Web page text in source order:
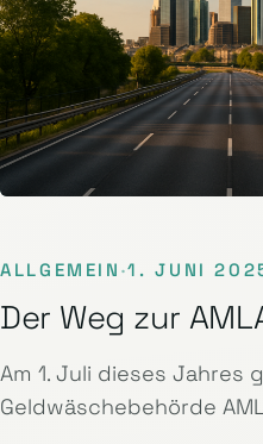
ALLGEMEIN ·1. JUNI
Der Weg zur
Am 1. Juli dieses Jahres
Geldwäschebehörde